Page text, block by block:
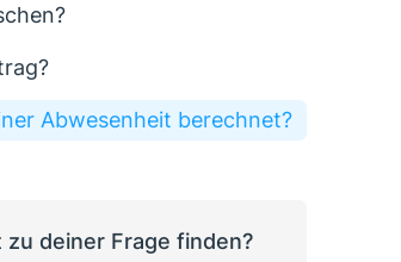
Abwesenheit berechnet?
deiner Frage finden?